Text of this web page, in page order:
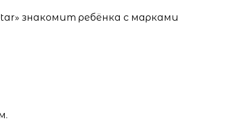
знакомит ребёнка с марками